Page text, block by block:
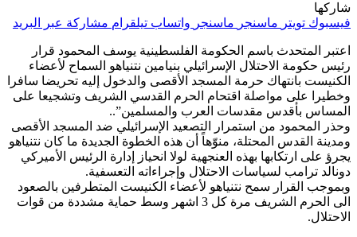
شاركها
فيسبوك تويتر ماسنجر ماسنجر واتساب تيلقرام مشاركة عبر البريد
اعتبر المتحدث باسم الحكومة الفلسطينية يوسف المحمود قرار
رئيس حكومة الاحتلال الإسرائيلي بنيامين نتنياهو السماح لأعضاء
الكنيست بانتهاك حرمة المسجد الأقصى والدخول إليه تحريضا سافرا
وخطيرا على مواصلة اقتحام الحرم القدسي الشريف وتشجيعا على
المساس بأقدس مقدسات العرب والمسلمين”..
وحذر المحمود من استمرار التصعيد الإسرائيلي ضد المسجد الأقصى
ومدينة القدس المحتلة، منوّهاً أن هذه الخطوة الجديدة ما كان نتنياهو
يجرؤ على ارتكابها بهذه العنجهية لولا انحياز إدارة الرئيس الأميركي
دونالد ترامب لسياسات الاحتلال وإجراءاته التعسفية.
وبموجب القرار سمح نتنياهو لأعضاء الكنيست المتطرفين بالصعود
الى الحرم الشريف مرة كل 3 اشهر وسط حماية مشددة من قوات
الاحتلال.